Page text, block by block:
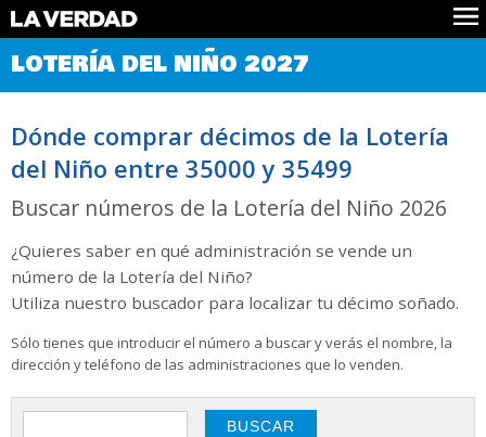
Comprobar Loteria del Niño
Premios
Noticias
Datos
Historia
LOTERÍA DEL NIÑO 2027
Dónde comprar décimos de la Lotería
del Niño entre 35000 y 35499
Buscar números de la Lotería del Niño 2026
¿Quieres saber en qué administración se vende un
número de la Lotería del Niño?
Utiliza nuestro buscador para localizar tu décimo soñado.
Sólo tienes que introducir el número a buscar y verás el nombre, la
dirección y teléfono de las administraciones que lo venden.